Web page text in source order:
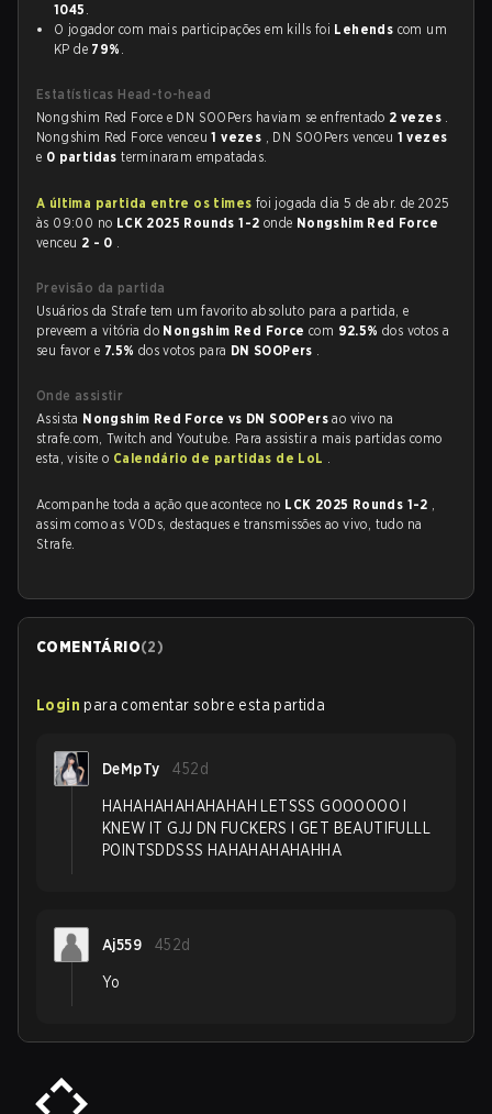
1045 .
O jogador com mais participações em kills foi Lehends com um
KP de 79% .
Estatísticas Head-to-head
Nongshim Red Force e DN SOOPers haviam se enfrentado 2 vezes .
Nongshim Red Force venceu1 vezes , DN SOOPers venceu 1 vezes
e 0 partidasterminaram empatadas.
A última partida entre os times foi jogada dia 5 de abr. de 2025
às 09:00 no LCK 2025 Rounds 1-2 onde Nongshim Red Force
venceu 2 - 0 .
Previsão da partida
Usuários da Strafe tem um favorito absoluto para a partida, e
preveem a vitória do Nongshim Red Forcecom 92.5%dos votos a
seu favor e 7.5% dos votos para DN SOOPers .
Onde assistir
Assista Nongshim Red Force vs DN SOOPersao vivo na
strafe.com, Twitch and Youtube. Para assistir a mais partidas como
esta, visite o Calendário de partidas de LoL .
Acompanhe toda a ação que acontece no LCK 2025 Rounds 1-2 ,
assim como as VODs, destaques e transmissões ao vivo, tudo na
Strafe.
COMENTÁRIO(2)
Login para comentar sobre esta partida
DeMpTy 452d
HAHAHAHAHAHAHAH LETSSS GOOOOOO I
KNEW IT GJJ DN FUCKERS I GET BEAUTIFULLL
POINTSDDSSS HAHAHAHAHAHHA
Aj559 452d
Yo